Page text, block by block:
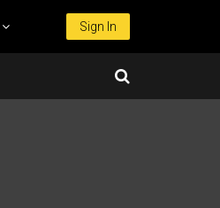
Sign In